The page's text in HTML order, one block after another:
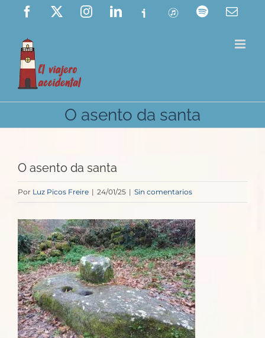
Saltar
contenido
Facebook InstagramLinkedIn
Ivoox ITunes Spotify
O asento da santa
O asento da santa
Por Luz Picos Freire | 24/01/25 | Sin comentarios